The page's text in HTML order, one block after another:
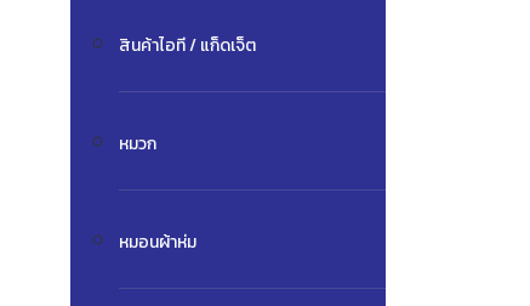
สินค้าไอที / แก็ดเจ็ต
หมวก
หมอนผ้าห่ม